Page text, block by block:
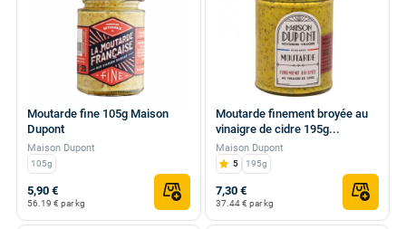
Moutarde fine 105g Maison
Dupont
Maison Dupont
105g
5,90 €
56.19 € par kg
Moutarde finement broyée au
vinaigre de cidre 195g...
Maison Dupont
5 195g
7,30 €
37.44 € par kg